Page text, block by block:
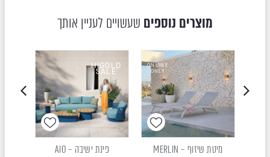
מוצרים נוספים שעשויים לעניין אותך
מיטת שיזוף – MERLIN
ONLINE
ONLY
פינת ישיבה – AIO
HIGOLD
SALE